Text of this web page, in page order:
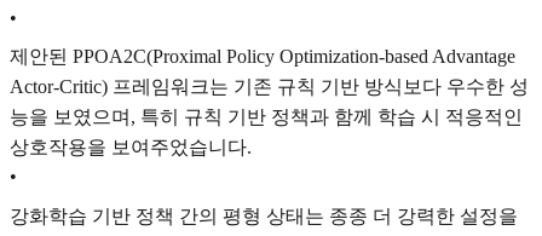
•
제안된 PPOA2C(Proximal Policy Optimization-based Advantage
Actor-Critic) 프레임워크는 기존 규칙 기반 방식보다 우수한 성
능을 보였으며, 특히 규칙 기반 정책과 함께 학습 시 적응적인
상호작용을 보여주었습니다.
•
강화학습 기반 정책 간의 평형 상태는 종종 더 강력한 설정을